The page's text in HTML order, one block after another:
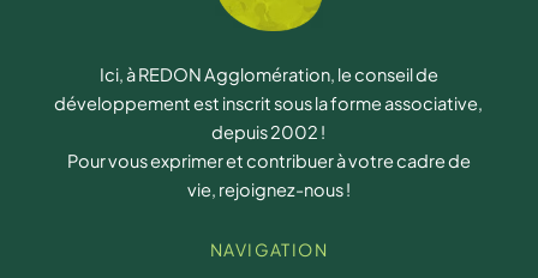
Ici, à REDON Agglomération, le conseil de
développement est inscrit sous la forme associative,
depuis 2002 !
Pour vous exprimer et contribuer à votre cadre de
vie, rejoignez-nous !
NAVIGATION